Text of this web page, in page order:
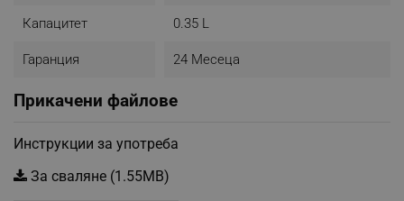
Капацитет 0.35 L
Гаранция 24 Месеца
Прикачени файлове
Инструкции за употреба
За сваляне (1.55MB)